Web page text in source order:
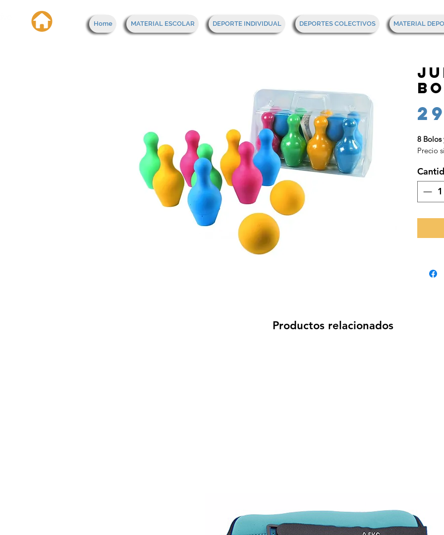
Home MATERIAL ESCOLAR DEPORTE INDIVIDUAL DEPORTES COLECTIVOS MATERIAL
8 Bolos
Precio
Productos relacionados